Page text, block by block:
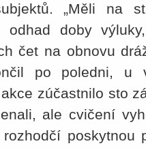
„Měli na
odhad doby
čet na obnovu
po poledni, u
zúčastnilo sto
ale cvičení
poskytnou